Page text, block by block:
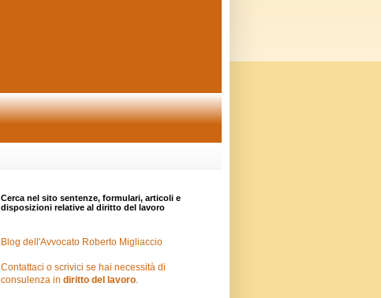
Cerca nel sito sentenze, formulari, articoli e
disposizioni relative al diritto del lavoro
Blog dell'Avvocato Roberto Migliaccio
Contattaci o scrivici se hai necessità di
consulenza in diritto del lavoro.